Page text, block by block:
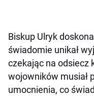
Biskup Ulryk
świadomie unikał
czekając na odsiecz
wojowników musiał
umocnienia, co